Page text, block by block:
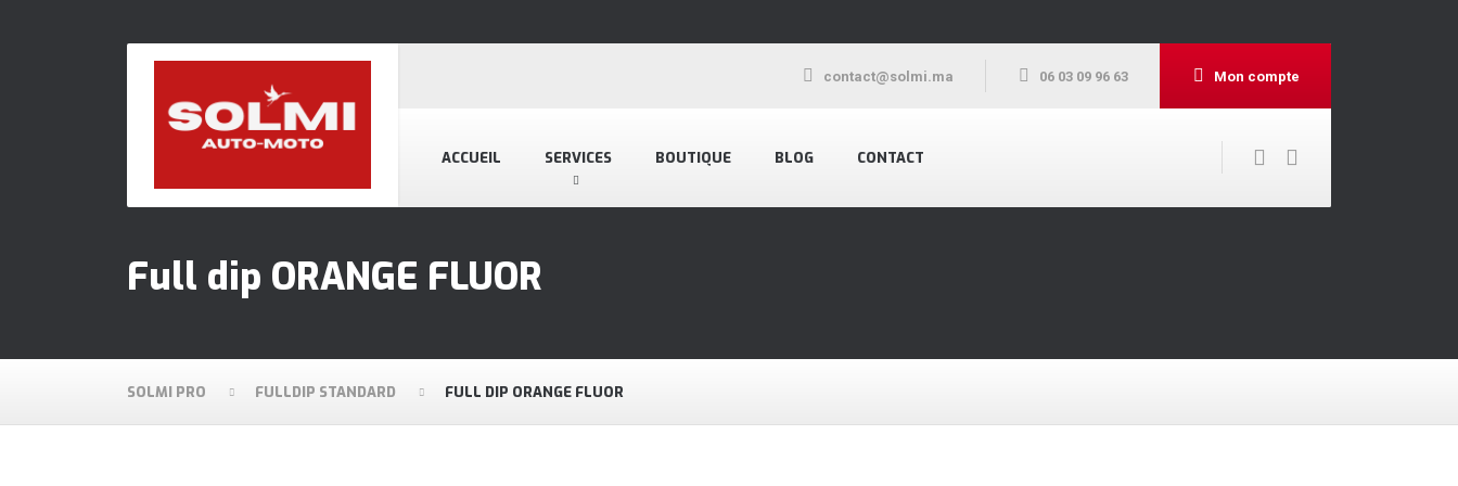
ACCUEIL SERVICES BOUTIQUE BLOG CONTACT
contact@solmi.ma 06 03 09 96 63 Mon compte
Full dip ORANGE FLUOR
SOLMI PRO FULLDIP STANDARD FULL DIP ORANGE FLUOR